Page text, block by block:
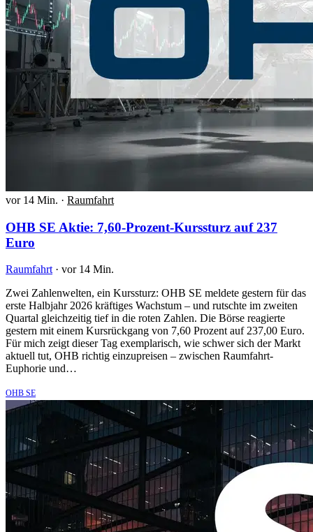
vor 14 Min. · Raumfahrt
OHB SE Aktie: 7,60-Prozent-Kurssturz auf 237
Euro
Raumfahrt · vor 14 Min.
Zwei Zahlenwelten, ein Kurssturz: OHB SE meldete gestern für das
erste Halbjahr 2026 kräftiges Wachstum – und rutschte im zweiten
Quartal gleichzeitig tief in die roten Zahlen. Die Börse reagierte
gestern mit einem Kursrückgang von 7,60 Prozent auf 237,00 Euro.
Für mich zeigt dieser Tag exemplarisch, wie schwer sich der Markt
aktuell tut, OHB richtig einzupreisen – zwischen Raumfahrt-
Euphorie und…
OHB SE